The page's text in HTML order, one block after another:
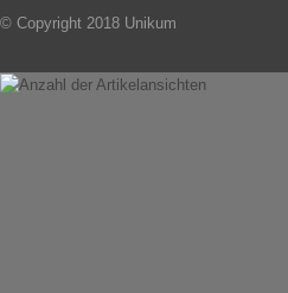
© Copyright 2018 Unikum